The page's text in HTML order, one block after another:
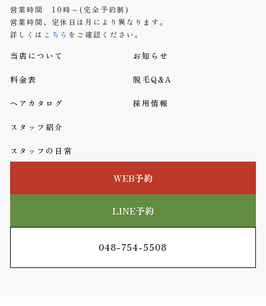
営業時間 10時～(完全予約制)
営業時間、定休日は月により異なります。
詳しくは こちら をご確認ください。
当店について
料金表
ヘアカタログ
スタッフ紹介
スタッフの日常
お知らせ
脱毛Q&A
採用情報
WEB予約
LINE予約
048-754-5508